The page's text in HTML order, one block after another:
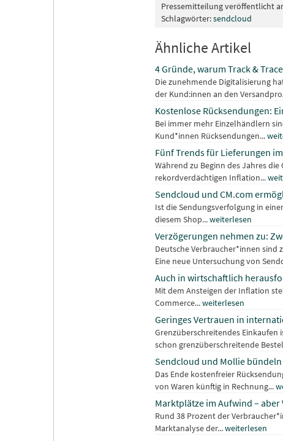
Pressemitteilung veröffentlicht
Schlagwörter:sendcloud
Ähnliche Artikel
4 Gründe, warum Track &
Die zunehmende Digitalisierung
der Kund:innen an den
Kostenlose Rücksendungen:
Bei immer mehr Einzelhändlern
Kund*innen Rücksendungen...
Fünf Trends für Lieferungen
Während zu Beginn des Jahres
rekordverdächtigen Inflation...
Sendcloud und CM.com
Ist die Sendungsverfolgung in
diesem Shop...weiterlesen
Verzögerungen nehmen zu:
Deutsche Verbraucher*innen
Eine neue Untersuchung von
Auch in wirtschaftlich
Mit dem Ansteigen der Inflation
Commerce...weiterlesen
Geringes Vertrauen in
Grenzüberschreitendes Einkaufen
schon grenzüberschreitende
Sendcloud und Mollie
Das Ende kostenfreier
von Waren künftig in Rechnung...
Marktplätze im Aufwind –
Rund 38 Prozent der
Marktanalyse der...weiterlesen